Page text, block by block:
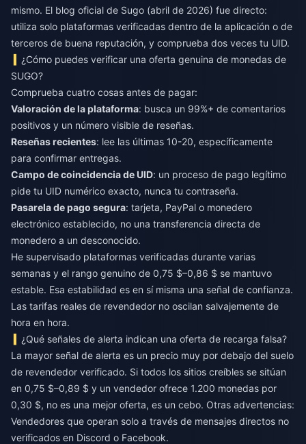
mismo. El blog oficial de Sugo (abril de 2026) fue directo:
utiliza solo plataformas verificadas dentro de la aplicación o de
terceros de buena reputación, y comprueba dos veces tu UID.
¿Cómo puedes verificar una oferta genuina de monedas de
SUGO?
Comprueba cuatro cosas antes de pagar:
Valoración de la plataforma: busca un 99%+ de comentarios
positivos y un número visible de reseñas.
Reseñas recientes: lee las últimas 10-20, específicamente
para confirmar entregas.
Campo de coincidencia de UID: un proceso de pago legítimo
pide tu UID numérico exacto, nunca tu contraseña.
Pasarela de pago segura: tarjeta, PayPal o monedero
electrónico establecido, no una transferencia directa de
monedero a un desconocido.
He supervisado plataformas verificadas durante varias
semanas y el rango genuino de 0,75 $–0,86 $ se mantuvo
estable. Esa estabilidad es en sí misma una señal de confianza.
Las tarifas reales de revendedor no oscilan salvajemente de
hora en hora.
¿Qué señales de alerta indican una oferta de recarga falsa?
La mayor señal de alerta es un precio muy por debajo del suelo
de revendedor verificado. Si todos los sitios creíbles se sitúan
en 0,75 $–0,89 $ y un vendedor ofrece 1.200 monedas por
0,30 $, no es una mejor oferta, es un cebo. Otras advertencias:
Vendedores que operan solo a través de mensajes directos no
verificados en Discord o Facebook.